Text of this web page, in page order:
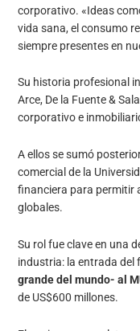
corporativo. «Ideas
vida sana, el consumo
siempre presentes en
Su historia profesional
Arce, De la Fuente &
corporativo e
A ellos se sumó
comercial de la
financiera para permitir
globales.
Su rol fue clave en una
industria: la entrada
grande del mundo- al
de US$600 millones.